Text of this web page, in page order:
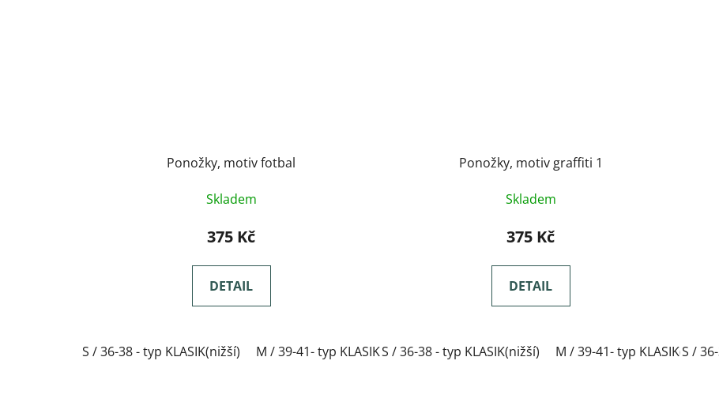
Ponožky, motiv fotbal
Skladem
375 Kč
DETAIL
S / 36-38 - typ KLASIK(nižší) M / 39-41- typ KLASIK(nižší) L / 42-44- typ KLASIK(nižší) XL / 45-47- typ
Ponožky, motiv graffiti 1
Skladem
375 Kč
DETAIL
S / 36-38 - typ KLASIK(nižší) M / 39-41- typ KLASIK(nižší)
S /